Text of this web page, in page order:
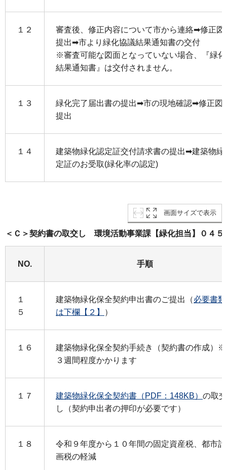
１２
審査後、修正内容について市から連絡➡修正図
提出➡市より緑化協議結果通知書の交付
※審査可能な図面となっていない場合、『緑
結果通知書』は交付されません。
１３
緑化完了届出書の提出➡市の現地確認➡修正図
提出
１４
建築物緑化認定証交付請求書の提出➡建築物緑
定証のお受取(緑化率の認定)
画面サイズで表示
＜Ｃ＞契約書の取交し 環境活動事業課【緑化担当】０４５
NO. 手順
１
５
建築物緑化保全契約申出書のご提出（必要書類
は下欄【２】
）
１６
建築物緑化保全契約手続き（契約書の作成）※
３週間程度かかります
１７ 建築物緑化保全契約書（PDF：148KB） の取交
し（契約申出者の押印が必要です）
１８
令和９年度から１０年間の固定資産税、都市計
画税の軽減